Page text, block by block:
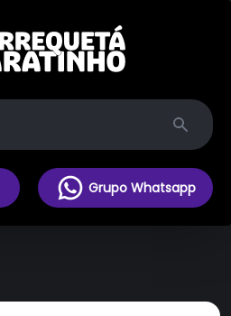
Search
Grupo Whatsapp